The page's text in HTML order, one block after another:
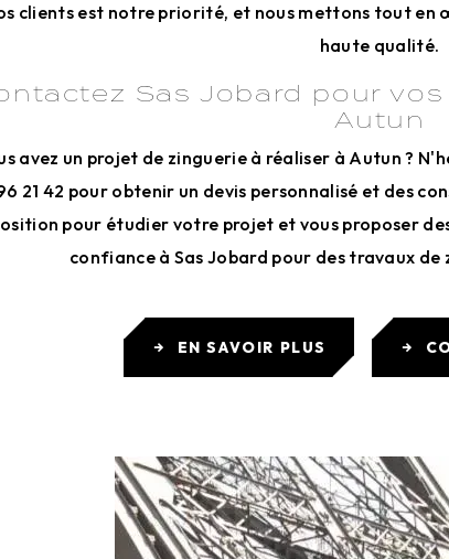
clients est notre priorité, et nous mettons tout
haute qualité.
Sas Jobard pour
Autun
avez un projet de zinguerie à réaliser à Autun ?
21 42 pour obtenir un devis personnalisé et des
pour étudier votre projet et vous proposer
confiance à Sas Jobard pour des travaux
EN SAVOIR PLUS